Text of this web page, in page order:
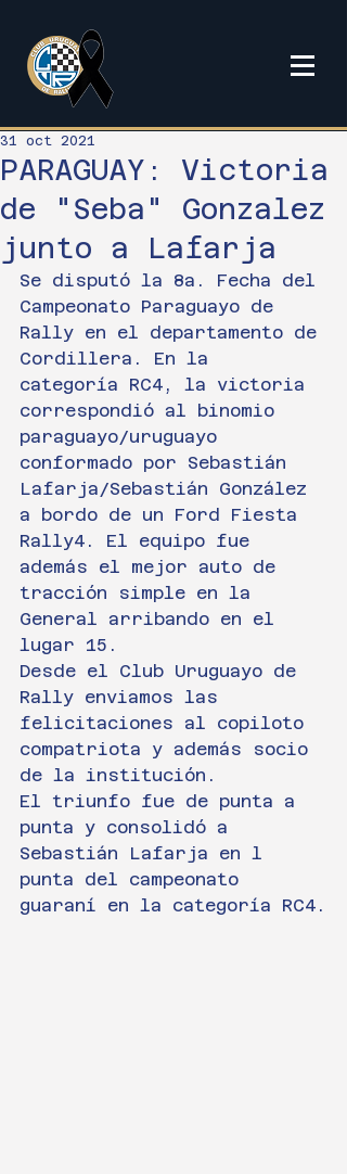
PARAGUAY: Victoria
de "Seba" Gonzalez
junto a Lafarja
31 oct 2021
Se disputó la 8a. Fecha del
Campeonato Paraguayo de
Rally en el departamento de
Cordillera. En la
categoría RC4, la victoria
correspondió al binomio
paraguayo/uruguayo
conformado por Sebastián
Lafarja/Sebastián González
a bordo de un Ford Fiesta
Rally4. El equipo fue
además el mejor auto de
tracción simple en la
General arribando en el
lugar 15.
Desde el Club Uruguayo de
Rally enviamos las
felicitaciones al copiloto
compatriota y además socio
de la institución.
El triunfo fue de punta a
punta y consolidó a
Sebastián Lafarja en l
punta del campeonato
guaraní en la categoría RC4.